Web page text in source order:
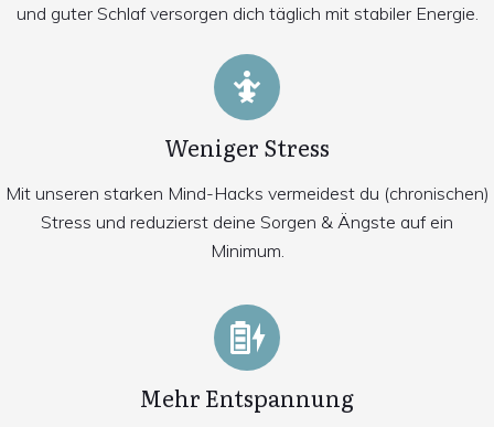
und guter Schlaf versorgen dich täglich mit stabiler Energie.
Weniger Stress
Mit unseren starken Mind-Hacks vermeidest du (chronischen)
Stress und reduzierst deine Sorgen & Ängste auf ein
Minimum.
Mehr Entspannung